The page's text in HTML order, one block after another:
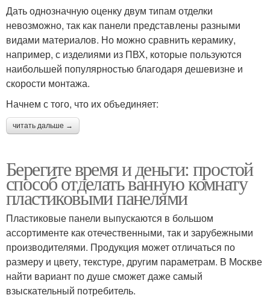
Дать однозначную оценку двум типам отделки
невозможно, так как панели представлены разными
видами материалов. Но можно сравнить керамику,
например, с изделиями из ПВХ, которые пользуются
наибольшей популярностью благодаря дешевизне и
скорости монтажа.
Начнем с того, что их объединяет:
читать дальше →
Берегите время и деньги: простой
способ отделать ванную комнату
пластиковыми панелями
Пластиковые панели выпускаются в большом
ассортименте как отечественными, так и зарубежными
производителями. Продукция может отличаться по
размеру и цвету, текстуре, другим параметрам. В Москве
найти вариант по душе сможет даже самый
взыскательный потребитель.